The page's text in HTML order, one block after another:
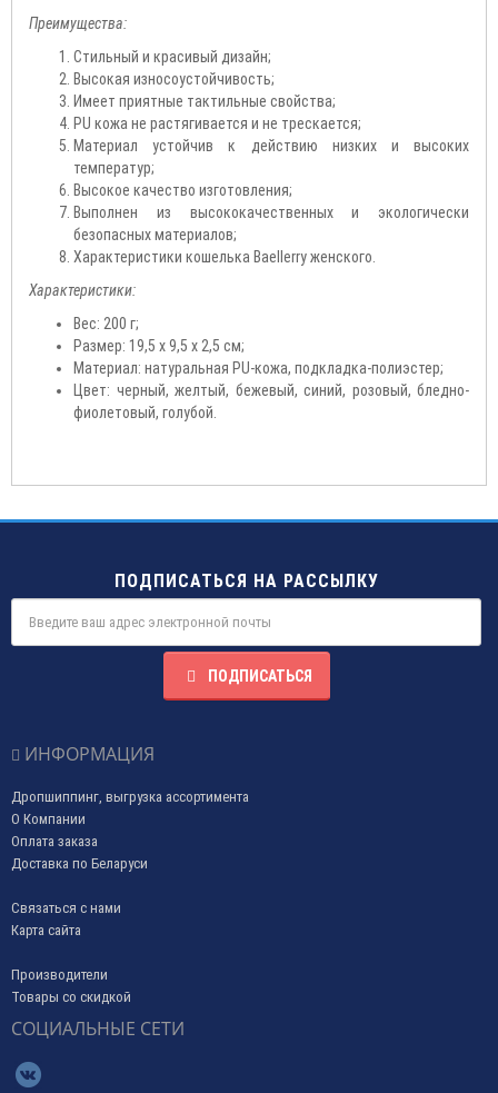
Преимущества:
Стильный и красивый дизайн;
Высокая износоустойчивость;
Имеет приятные тактильные свойства;
PU кожа не растягивается и не трескается;
Материал устойчив к действию низких и высоких
температур;
Высокое качество изготовления;
Выполнен из высококачественных и экологически
безопасных материалов;
Характеристики кошелька Baellerry женского.
Характеристики:
Вес: 200 г;
Размер: 19,5 х 9,5 х 2,5 см;
Материал: натуральная PU-кожа, подкладка-полиэстер;
Цвет: черный, желтый, бежевый, синий, розовый, бледно-
фиолетовый, голубой.
ПОДПИСАТЬСЯ НА РАССЫЛКУ
ПОДПИСАТЬСЯ
ИНФОРМАЦИЯ
Дропшиппинг, выгрузка ассортимента
О Компании
Оплата заказа
Доставка по Беларуси
Связаться с нами
Карта сайта
Производители
Товары со скидкой
СОЦИАЛЬНЫЕ СЕТИ